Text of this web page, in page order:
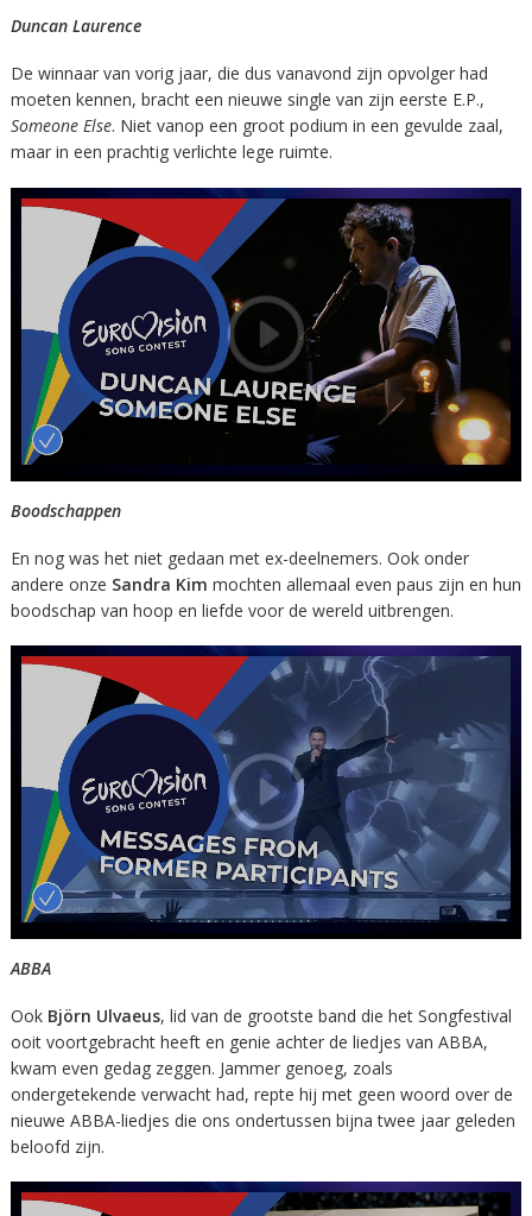
Duncan Laurence
De winnaar van vorig jaar, die dus vanavond zijn opvolger had
moeten kennen, bracht een nieuwe single van zijn eerste E.P.,
Someone Else. Niet vanop een groot podium in een gevulde zaal,
maar in een prachtig verlichte lege ruimte.
Boodschappen
En nog was het niet gedaan met ex-deelnemers. Ook onder
andere onze Sandra Kim mochten allemaal even paus zijn en hun
boodschap van hoop en liefde voor de wereld uitbrengen.
ABBA
OokBjörn Ulvaeus, lid van de grootste band die het Songfestival
ooit voortgebracht heeft en genie achter de liedjes van ABBA,
kwam even gedag zeggen. Jammer genoeg, zoals
ondergetekende verwacht had, repte hij met geen woord over de
nieuwe ABBA-liedjes die ons ondertussen bijna twee jaar geleden
beloofd zijn.